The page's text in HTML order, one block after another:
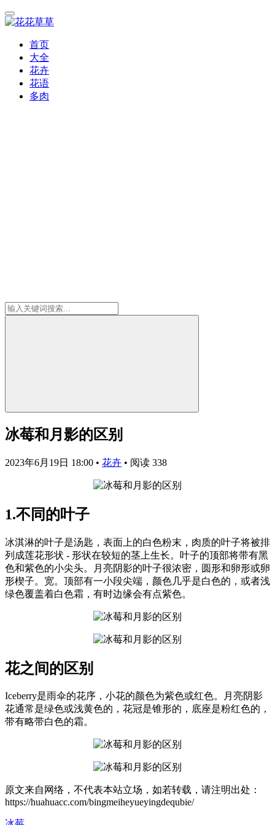
首页
大全
花卉
花语
多肉
冰莓和月影的区别
2023年6月19日 18:00 • 花卉 • 阅读 338
1.不同的叶子
冰淇淋的叶子是汤匙，表面上的白色粉末，肉质的叶子将被排
列成莲花形状 - 形状在较短的茎上生长。叶子的顶部将带有黑
色和紫色的小尖头。月亮阴影的叶子很浓密，圆形和卵形或卵
形楔子。宽。顶部有一小段尖端，颜色几乎是白色的，或者浅
绿色覆盖着白色霜，有时边缘会有点紫色。
花之间的区别
Iceberry是雨伞的花序，小花的颜色为紫色或红色。月亮阴影
花通常是绿色或浅黄色的，花冠是锥形的，底座是粉红色的，
带有略带白色的霜。
原文来自网络，不代表本站立场，如若转载，请注明出处：
https://huahuacc.com/bingmeiheyueyingdequbie/